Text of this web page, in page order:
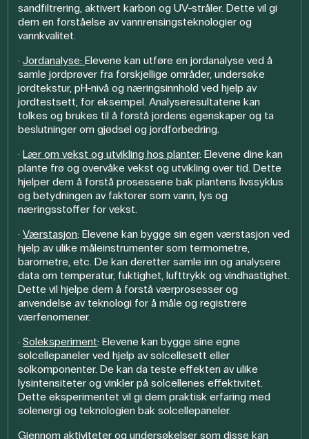
sandfiltrering, aktivert karbon og UV-stråler. Dette vil gi
dem en forståelse av vannrensingsteknologier og
vannkvalitet.
·Jordanalyse:Elevene kan utføre en jordanalyse ved å
samle jordprøver fra forskjellige områder, undersøke
jordtekstur, pH-nivå og næringsinnhold ved hjelp av
jordtestsett, for eksempel. Analyseresultatene kan
tolkes og brukes til å forstå jordens egenskaper og ta
beslutninger om gjødsel og jordforbedring.
·Lær om vekst og utvikling hos planter: Elevene dine kan
plante frø og overvåke vekst og utvikling over tid. Dette
hjelper dem å forstå prosessene bak plantens livssyklus
og betydningen av faktorer som vann, lys og
næringsstoffer for vekst.
·Værstasjon: Elevene kan bygge sin egen værstasjon ved
hjelp av ulike måleinstrumenter som termometre,
barometre, etc. De kan deretter samle inn og analysere
data om temperatur, fuktighet, lufttrykk og vindhastighet.
Dette vil hjelpe dem å forstå værprosesser og
anvendelse av teknologi for å måle og registrere
værfenomener.
·Soleksperiment: Elevene kan bygge sine egne
solcellepaneler ved hjelp av solcellesett eller
solkomponenter. De kan da teste effekten av ulike
lysintensiteter og vinkler på solcellenes effektivitet.
Dette eksperimentet vil gi dem praktisk erfaring med
solenergi og teknologien bak solcellepaneler.
Gjennom aktiviteter og undersøkelser som disse kan